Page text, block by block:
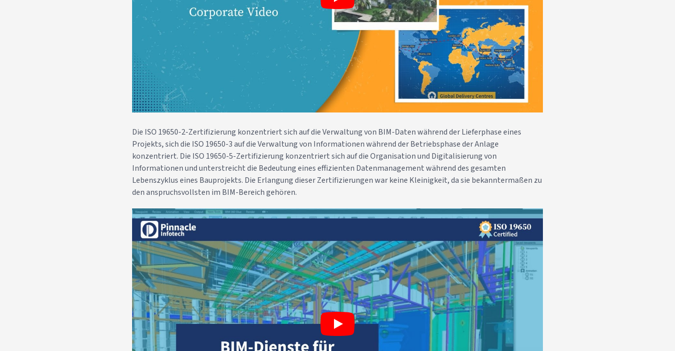
Die ISO 19650-2-Zertifizierung konzentriert sich auf die Verwaltung von BIM-Daten während der Lieferphase eines
Projekts, sich die ISO 19650-3 auf die Verwaltung von Informationen während der Betriebsphase der Anlage
konzentriert. Die ISO 19650-5-Zertifizierung konzentriert sich auf die Organisation und Digitalisierung von
Informationen und unterstreicht die Bedeutung eines effizienten Datenmanagement während des gesamten
Lebenszyklus eines Bauprojekts. Die Erlangung dieser Zertifizierungen war keine Kleinigkeit, da sie bekanntermaßen zu
den anspruchsvollsten im BIM-Bereich gehören.